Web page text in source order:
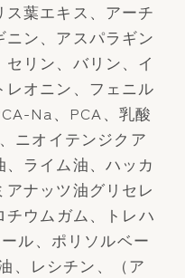
葉エキス、アーチ
ン、アスパラギン
リン、バリン、イ
レオニン、フェニル
Na、PCA、乳酸
ニオイテンジクア
ライム油、ハッカ
ナッツ油グリセレ
ウムガム、トレハ
ル、ポリソルベー
、レシチン、（ア